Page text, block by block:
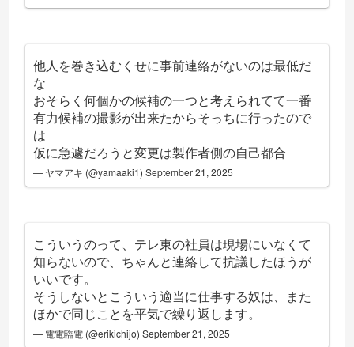
他人を巻き込むくせに事前連絡がないのは最低だ
な
おそらく何個かの候補の一つと考えられてて一番
有力候補の撮影が出来たからそっちに行ったので
は
仮に急遽だろうと変更は製作者側の自己都合
— ヤマアキ (@yamaaki1)September 21, 2025
こういうのって、テレ東の社員は現場にいなくて
知らないので、ちゃんと連絡して抗議したほうが
いいです。
そうしないとこういう適当に仕事する奴は、また
ほかで同じことを平気で繰り返します。
— 電電臨電 (@erikichijo)September 21, 2025